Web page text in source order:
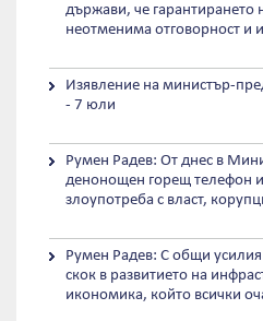
държави, че гарантирането
неотменима отговорност и
Изявление на министър-
- 7 юли
Румен Радев: От днес в
денонощен горещ телефон и
злоупотреба с власт,
Румен Радев: С общи
скок в развитието на
икономика, който всички